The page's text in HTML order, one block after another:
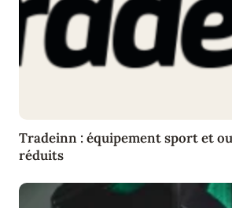
Tradeinn : équipement sport et
réduits